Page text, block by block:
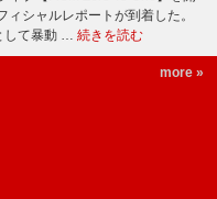
ィシャルレポートが到着した。
して暴動 … 続きを読む
more »